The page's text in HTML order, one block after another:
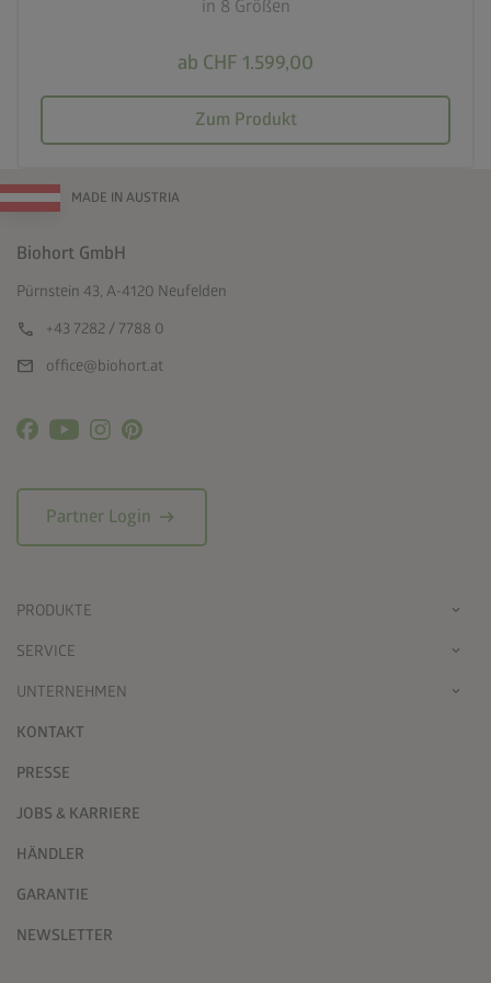
in 8 Größen
ab CHF 1.599,00
Zum Produkt
MADE IN AUSTRIA
Biohort GmbH
Pürnstein 43, A-4120 Neufelden
call +43 7282 / 7788 0
mail office@biohort.at
Partner Login arrow_right_alt
PRODUKTE
SERVICE
UNTERNEHMEN
KONTAKT
PRESSE
JOBS & KARRIERE
HÄNDLER
GARANTIE
NEWSLETTER